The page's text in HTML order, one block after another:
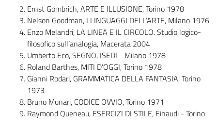
Ernst Gombrich, ARTE E ILLUSIONE, Torino 1978
Nelson Goodman, I LINGUAGGI DELL’ARTE, Milano 1976
Enzo Melandri, LA LINEA E IL CIRCOLO. Studio logico-
filosofico sull’analogia, Macerata 2004
Umberto Eco, SEGNO, ISEDI - Milano 1978
Roland Barthes, MITI D’OGGI, Torino 1978
Gianni Rodari, GRAMMATICA DELLA FANTASIA, Torino
1973
Bruno Munari, CODICE OVVIO, Torino 1971
Raymond Queneau, ESERCIZI DI STILE, Einaudi - Torino